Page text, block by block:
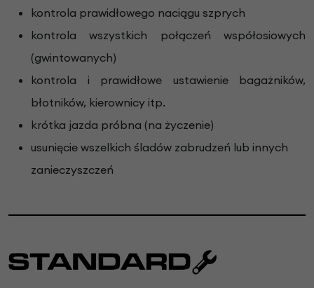
kontrola prawidłowego naciągu szprych
kontrola wszystkich połączeń współosiowych
(gwintowanych)
kontrola i prawidłowe ustawienie bagażników,
błotników, kierownicy itp.
krótka jazda próbna (na życzenie)
usunięcie wszelkich śladów zabrudzeń lub innych
zanieczyszczeń